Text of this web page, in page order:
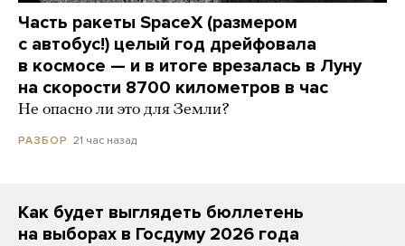
Часть ракеты SpaceX (размером
с автобус!) целый год дрейфовала
в космосе — и в итоге врезалась в Луну
на скорости 8700 километров в час
Не опасно ли это для Земли?
РАЗБОР 21 час назад
Как будет выглядеть бюллетень
на выборах в Госдуму 2026 года